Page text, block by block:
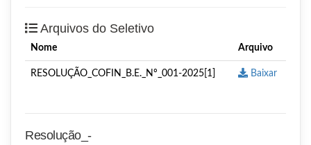
Arquivos do Seletivo
Nome Arquivo
RESOLUÇÃO_COFIN_B.E._Nº_001-2025[1] Baixar
Resolução_-